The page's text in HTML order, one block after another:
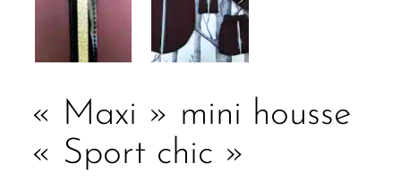
« Maxi » mini housse
« Sport chic »